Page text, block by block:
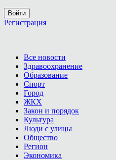
Войти
Регистрация
Все новости
Здравоохранение
Образование
Спорт
Город
ЖКХ
Закон и порядок
Культура
Люди с улицы
Общество
Регион
Экономика